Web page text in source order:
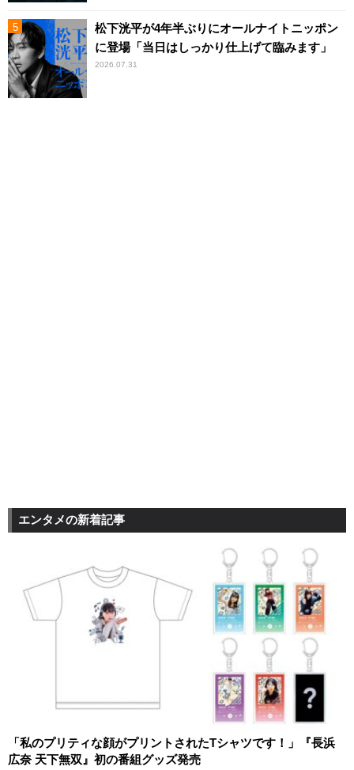
松下洸平が4年半ぶりにオールナイトニッポン
に登場「当日はしっかり仕上げて臨みます」
2026.07.31
エンタメの新着記事
「私のプリティな顔がプリントされたTシャツです！」『長浜
広奈 天下無双』初の番組グッズ発売